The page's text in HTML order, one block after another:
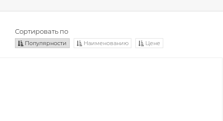
Сортировать по
Популярности Наименованию Цене